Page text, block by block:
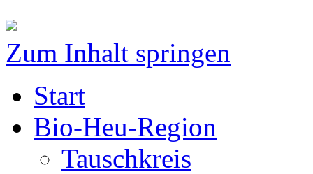
Zum Inhalt springen
Start
Bio-Heu-Region
Tauschkreis